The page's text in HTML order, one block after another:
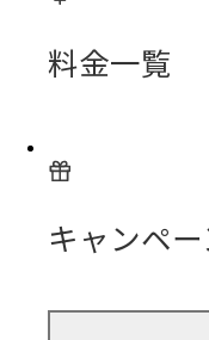
料金一覧
キャンペ